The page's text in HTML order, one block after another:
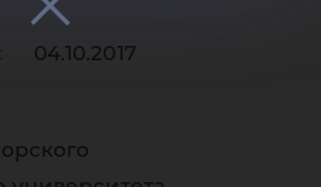
04.10.2017